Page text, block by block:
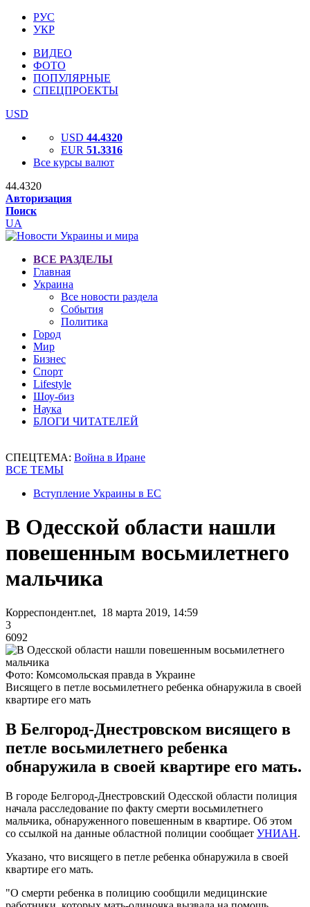
РУС
УКР
ВИДЕО
ФОТО
ПОПУЛЯРНЫЕ
СПЕЦПРОЕКТЫ
USD
USD 44.4320
EUR 51.3316
Все курсы валют
44.4320
Авторизация
Поиск
UA
ВСЕ РАЗДЕЛЫ
Главная
Украина
Все новости раздела
События
Политика
Город
Мир
Бизнес
Спорт
Lifestyle
Шоу-биз
Наука
БЛОГИ ЧИТАТЕЛЕЙ
СПЕЦТЕМА: Война в Иране
ВСЕ ТЕМЫ
Вступление Украины в ЕС
В Одесской области нашли
повешенным восьмилетнего
мальчика
Корреспондент.net, 18 марта 2019, 14:59
3
6092
Фото: Комсомольская правда в Украине
Висящего в петле восьмилетнего ребенка обнаружила в своей
квартире его мать
В Белгород-Днестровском висящего в
петле восьмилетнего ребенка
обнаружила в своей квартире его мать.
В городе Белгород-Днестровский Одесской области полиция
начала расследование по факту смерти восьмилетнего
мальчика, обнаруженного повешенным в квартире. Об этом
со ссылкой на данные областной полиции сообщает УНИАН.
Указано, что висящего в петле ребенка обнаружила в своей
квартире его мать.
"О смерти ребенка в полицию сообщили медицинские